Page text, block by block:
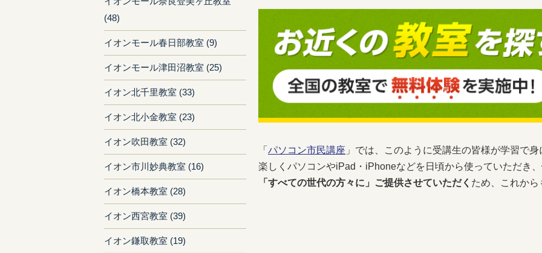
「 パソコン市民講座 」では、このように受講生の皆様が学習で
楽しくパソコンやiPad・iPhoneなどを日頃から使っていただき、
「すべての世代の方々に」ご提供させていただく ため、これか
(48)
イオンモール春日部教室 (9)
イオンモール津田沼教室 (25)
イオン北千里教室 (33)
イオン北小金教室 (23)
イオン吹田教室 (32)
イオン市川妙典教室 (16)
イオン橋本教室 (28)
イオン西宮教室 (39)
イオン鎌取教室 (19)